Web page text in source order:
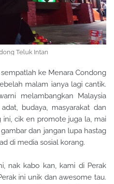
Teluk Intan
ke Menara Condong
malam ianya lagi cantik.
melambangkan Malaysia
budaya, masyarakat dan
ini, cik en promote juga la, mai
dan jangan lupa hastag
di media sosial korang.
nak kabo kan, kami di Perak
ini unik dan awesome tau.